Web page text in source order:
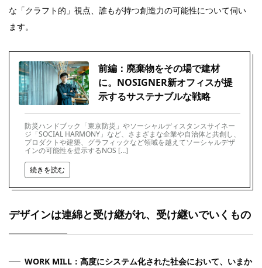
な「クラフト的」視点、誰もが持つ創造力の可能性について伺い
ます。
前編：廃棄物をその場で建材
に。NOSIGNER新オフィスが提
示するサステナブルな戦略
防災ハンドブック「東京防災」やソーシャルディスタンスサイネー
ジ「SOCIAL HARMONY」など、さまざまな企業や自治体と共創し、
プロダクトや建築、グラフィックなど領域を越えてソーシャルデザ
インの可能性を提示するNOS […]
続きを読む
デザインは連綿と受け継がれ、受け継いでいくもの
WORK MILL：高度にシステム化された社会において、いまか